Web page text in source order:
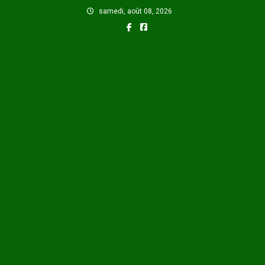
samedi, août 08, 2026